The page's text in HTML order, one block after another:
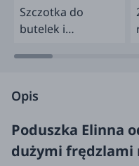
Szczotka do
butelek i
silikonowa Sage
Opis
Poduszka Elinna
dużymi frędzlami